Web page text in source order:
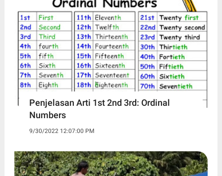
Penjelasan Arti 1st 2nd 3rd: Ordinal
Numbers
9/30/2022 12:07:00 PM